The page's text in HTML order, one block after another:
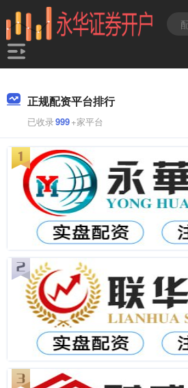
正规配资平台排行
已收录999+家平台